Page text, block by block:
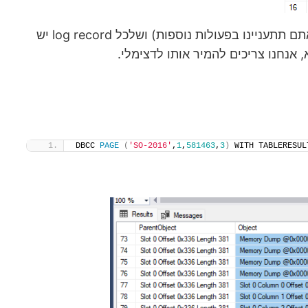
נשים לב שאנחנו מתמקדים בסוגי פעולות מסויימות (שעניינו את כותב הפוסט המקורי – הוספה ועדכון, יכול להיות שאתם תתעניינו בפעולות נוספות) ושלכל log record יש
DBCC PAGE ( 'SO-2016' , 1, 581463, 3 ) WITH